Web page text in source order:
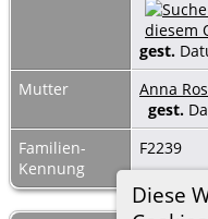
Diese
gest.
Mutter
Anna
gest.
Familien-
Kennung
F2239